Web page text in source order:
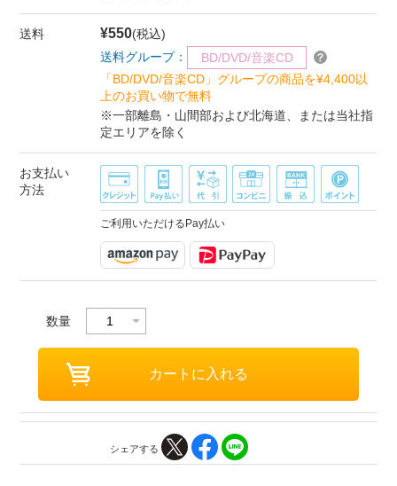
送料 ¥550(税込)
送料グループ：
BD/DVD/音楽CD
「BD/DVD/音楽CD」グループの商品を¥4,400以
上のお買い物で無料
※一部離島・山間部および北海道、または当社指
定エリアを除く
お支払い
方法
ご利用いただけるPay払い
数量
シェアする